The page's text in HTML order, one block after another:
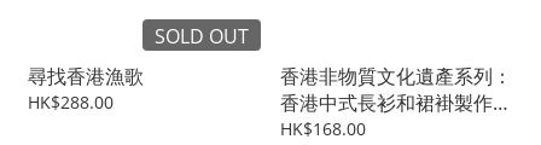
SOLD OUT
尋找香港漁歌
HK$288.00
香港非物質文化遺產系列：
香港中式長衫和裙褂製作技
藝
HK$168.00